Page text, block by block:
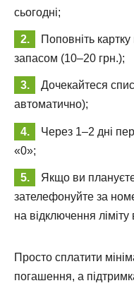
сьогодні;
Поповніть
запасом (10–20 грн.);
Дочекайтеся
автоматично);
Через 1–2 дні
«0»;
Якщо ви
зателефонуйте за
на відключення ліміту
Просто сплатити
погашення, а